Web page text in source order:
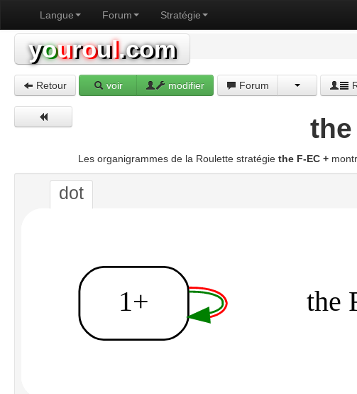
Langue Forum Stratégie
youroul.com
Retour voir modifier Forum
the
Les organigrammes de la Roulette stratégie the F-EC +
dot